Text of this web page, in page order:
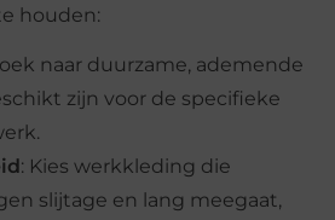
houden:
naar duurzame, ademende
zijn voor de specifieke
: Kies werkkleding die
slijtage en lang meegaat,